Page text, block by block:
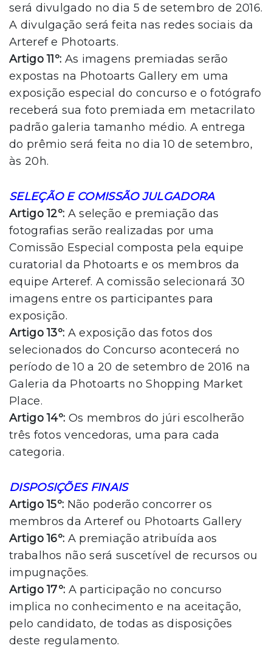
será divulgado no dia 5 de setembro de 2016.
A divulgação será feita nas redes sociais da
Arteref e Photoarts.
Artigo 11º: As imagens premiadas serão
expostas na Photoarts Gallery em uma
exposição especial do concurso e o fotógrafo
receberá sua foto premiada em metacrilato
padrão galeria tamanho médio. A entrega
do prêmio será feita no dia 10 de setembro,
às 20h.
SELEÇÃO E COMISSÃO JULGADORA
Artigo 12º: A seleção e premiação das
fotografias serão realizadas por uma
Comissão Especial composta pela equipe
curatorial da Photoarts e os membros da
equipe Arteref. A comissão selecionará 30
imagens entre os participantes para
exposição.
Artigo 13º: A exposição das fotos dos
selecionados do Concurso acontecerá no
período de 10 a 20 de setembro de 2016 na
Galeria da Photoarts no Shopping Market
Place.
Artigo 14º: Os membros do júri escolherão
três fotos vencedoras, uma para cada
categoria.
DISPOSIÇÕES FINAIS
Artigo 15º: Não poderão concorrer os
membros da Arteref ou Photoarts Gallery
Artigo 16º: A premiação atribuída aos
trabalhos não será suscetível de recursos ou
impugnações.
Artigo 17º: A participação no concurso
implica no conhecimento e na aceitação,
pelo candidato, de todas as disposições
deste regulamento.